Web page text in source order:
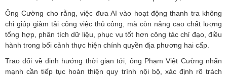
Ông Cường cho rằng, việc đưa AI vào hoạt động thanh tra không
chỉ giúp giảm tải công việc thủ công, mà còn nâng cao chất lượng
tổng hợp, phân tích dữ liệu, phục vụ tốt hơn công tác chỉ đạo, điều
hành trong bối cảnh thực hiện chính quyền địa phương hai cấp.
Trao đổi về định hướng thời gian tới, ông Phạm Việt Cường nhấn
mạnh cần tiếp tục hoàn thiện quy trình nội bộ, xác định rõ trách